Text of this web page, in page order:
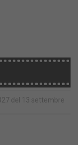
del 13 settembre